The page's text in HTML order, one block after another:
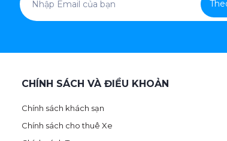
CHÍNH SÁCH VÀ ĐIỀU KHOẢN
Chính sách khách sạn
Chính sách cho thuê Xe